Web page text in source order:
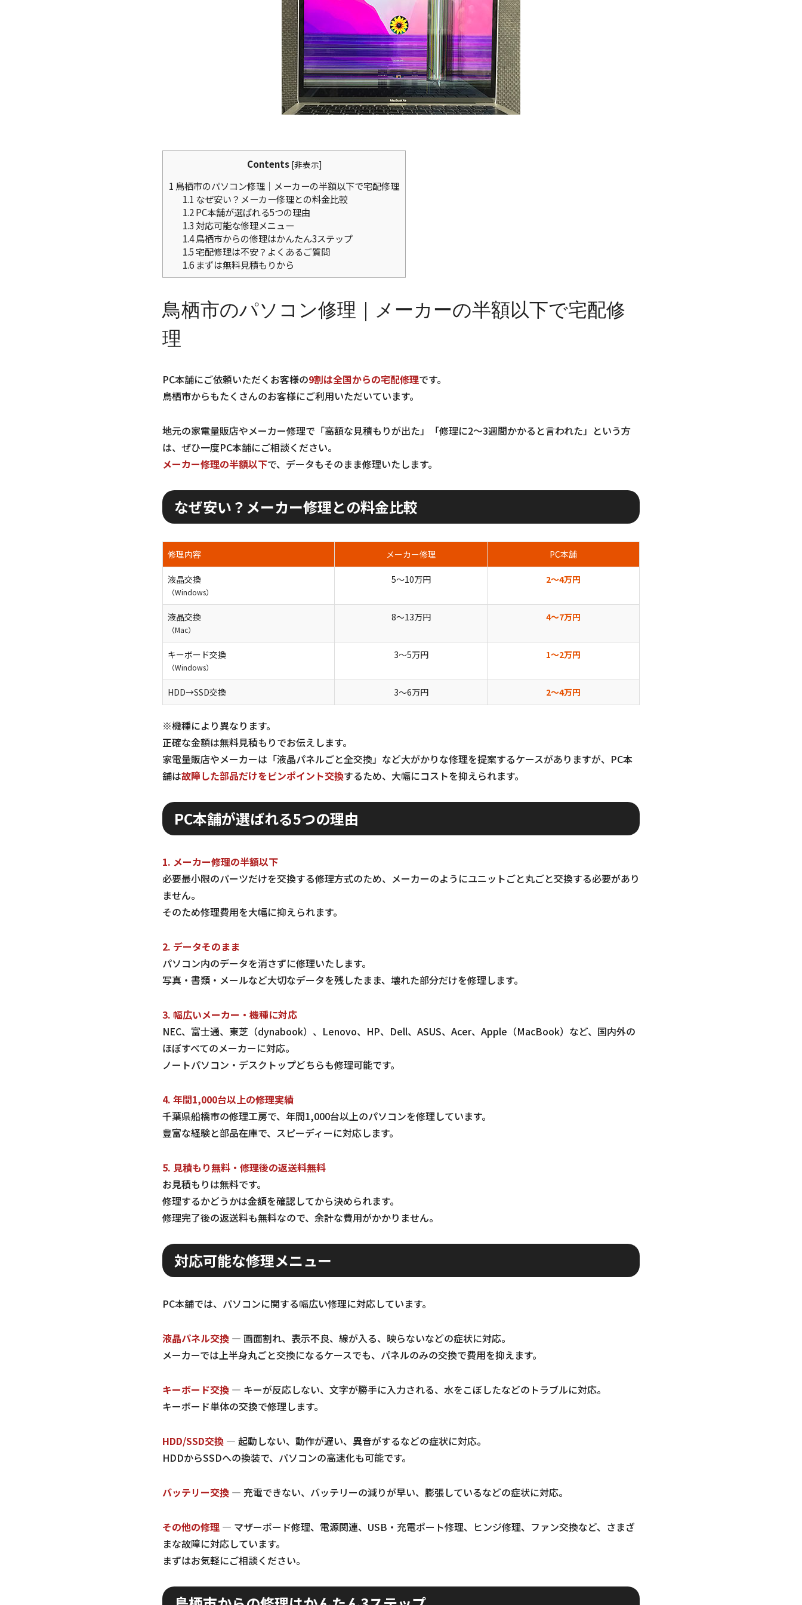
Contents [非表示]
1 鳥栖市のパソコン修理｜メーカーの半額以下で宅配修理
1.1 なぜ安い？メーカー修理との料金比較
1.2PC本舗が選ばれる5つの理由
1.3 対応可能な修理メニュー
1.4鳥栖市からの修理はかんたん3ステップ
1.5宅配修理は不安？よくあるご質問
1.6まずは無料見積もりから
鳥栖市のパソコン修理｜メーカーの半額以下で宅配修
理
PC本舗にご依頼いただくお客様の9割は全国からの宅配修理です。
鳥栖市からもたくさんのお客様にご利用いただいています。
地元の家電量販店やメーカー修理で「高額な見積もりが出た」「修理に2〜3週間かかると言われた」という方
は、ぜひ一度PC本舗にご相談ください。
メーカー修理の半額以下で、データもそのまま修理いたします。
なぜ安い？メーカー修理との料金比較
修理内容 メーカー修理 PC本舗
液晶交換
（Windows）
5〜10万円 2〜4万円
液晶交換
（Mac）
8〜13万円 4〜7万円
キーボード交換
（Windows）
3〜5万円 1〜2万円
HDD→SSD交換 3〜6万円 2〜4万円
※機種により異なります。
正確な金額は無料見積もりでお伝えします。
家電量販店やメーカーは「液晶パネルごと全交換」など大がかりな修理を提案するケースがありますが、PC本
舗は故障した部品だけをピンポイント交換するため、大幅にコストを抑えられます。
PC本舗が選ばれる5つの理由
1. メーカー修理の半額以下
必要最小限のパーツだけを交換する修理方式のため、メーカーのようにユニットごと丸ごと交換する必要があり
ません。
そのため修理費用を大幅に抑えられます。
2. データそのまま
パソコン内のデータを消さずに修理いたします。
写真・書類・メールなど大切なデータを残したまま、壊れた部分だけを修理します。
3. 幅広いメーカー・機種に対応
NEC、富士通、東芝（dynabook）、Lenovo、HP、Dell、ASUS、Acer、Apple（MacBook）など、国内外の
ほぼすべてのメーカーに対応。
ノートパソコン・デスクトップどちらも修理可能です。
4. 年間1,000台以上の修理実績
千葉県船橋市の修理工房で、年間1,000台以上のパソコンを修理しています。
豊富な経験と部品在庫で、スピーディーに対応します。
5. 見積もり無料・修理後の返送料無料
お見積もりは無料です。
修理するかどうかは金額を確認してから決められます。
修理完了後の返送料も無料なので、余計な費用がかかりません。
対応可能な修理メニュー
PC本舗では、パソコンに関する幅広い修理に対応しています。
液晶パネル交換 — 画面割れ、表示不良、線が入る、映らないなどの症状に対応。
メーカーでは上半身丸ごと交換になるケースでも、パネルのみの交換で費用を抑えます。
キーボード交換 — キーが反応しない、文字が勝手に入力される、水をこぼしたなどのトラブルに対応。
キーボード単体の交換で修理します。
HDD/SSD交換 — 起動しない、動作が遅い、異音がするなどの症状に対応。
HDDからSSDへの換装で、パソコンの高速化も可能です。
バッテリー交換 — 充電できない、バッテリーの減りが早い、膨張しているなどの症状に対応。
その他の修理 — マザーボード修理、電源関連、USB・充電ポート修理、ヒンジ修理、ファン交換など、さまざ
まな故障に対応しています。
まずはお気軽にご相談ください。